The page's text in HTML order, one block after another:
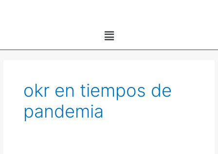
Menú
okr en tiempos de
pandemia